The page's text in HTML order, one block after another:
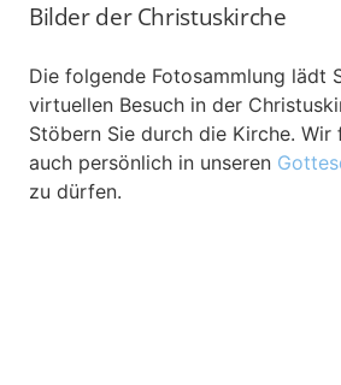
Bilder der Christuskirche
Die folgende Fotosammlung lädt
virtuellen Besuch in der
Stöbern Sie durch die Kirche. Wir
auch persönlich in unseren
zu dürfen.